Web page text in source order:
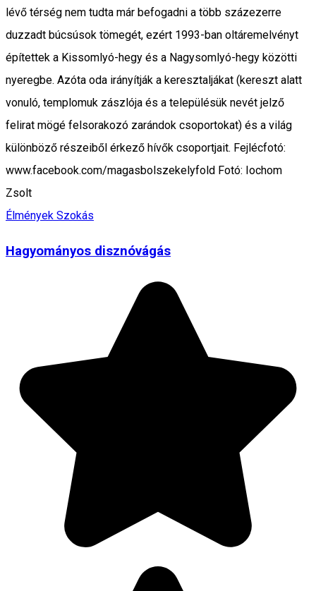
lévő térség nem tudta már befogadni a több százezerre
duzzadt búcsúsok tömegét, ezért 1993-ban oltáremelvényt
építettek a Kissomlyó-hegy és a Nagysomlyó-hegy közötti
nyeregbe. Azóta oda irányítják a keresztaljákat (kereszt alatt
vonuló, templomuk zászlója és a településük nevét jelző
felirat mögé felsorakozó zarándok csoportokat) és a világ
különböző részeiből érkező hívők csoportjait. Fejlécfotó:
www.facebook.com/magasbolszekelyfold Fotó: Iochom
Zsolt
Élmények Szokás
Hagyományos disznóvágás